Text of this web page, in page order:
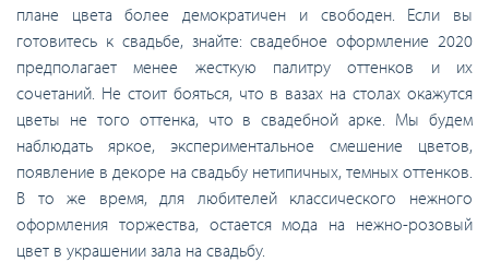
плане цвета более демократичен и свободен. Если вы
готовитесь к свадьбе, знайте: свадебное оформление 2020
предполагает менее жесткую палитру оттенков и их
сочетаний. Не стоит бояться, что в вазах на столах окажутся
цветы не того оттенка, что в свадебной арке. Мы будем
наблюдать яркое, экспериментальное смешение цветов,
появление в декоре на свадьбу нетипичных, темных оттенков.
В то же время, для любителей классического нежного
оформления торжества, остается мода на нежно-розовый
цвет в украшении зала на свадьбу.